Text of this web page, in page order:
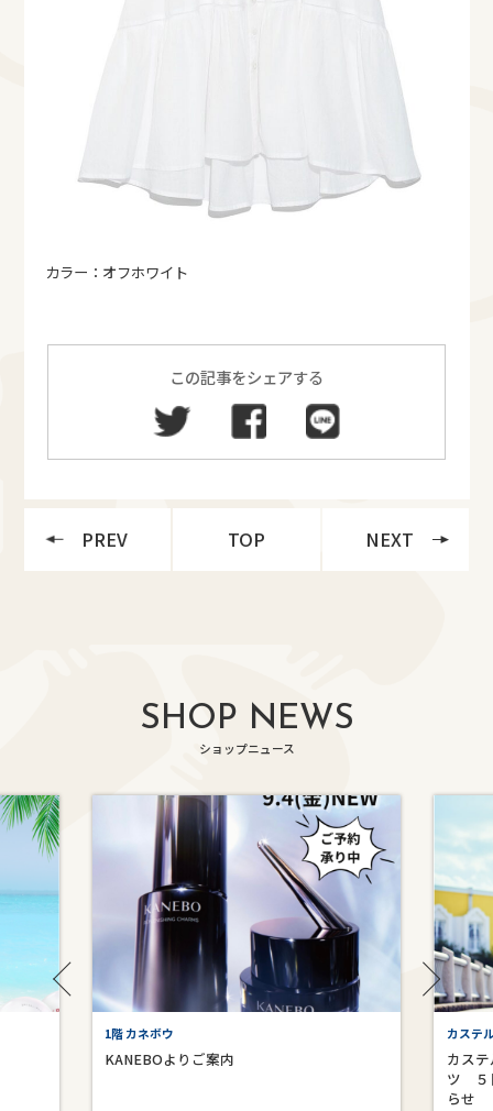
カラー：オフホワイト
この記事をシェアする
PREV TOP NEXT
SHOP NEWS
ショップニュース
1階 カネボウ
KANEBOよりご案内
カステ
カス
ツ ５
らせ